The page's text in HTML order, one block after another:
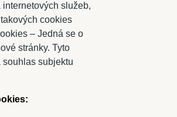
služeb,
cookies
– Jedná se o
stránky. Tyto
subjektu